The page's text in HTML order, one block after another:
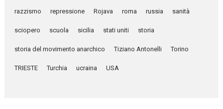
razzismo repressione Rojava roma russia sanità
sciopero scuola sicilia stati uniti storia
storia del movimento anarchico Tiziano Antonelli Torino
TRIESTE Turchia ucraina USA